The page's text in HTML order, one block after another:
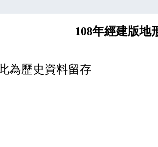
108年經建版地
為歷史資料留存